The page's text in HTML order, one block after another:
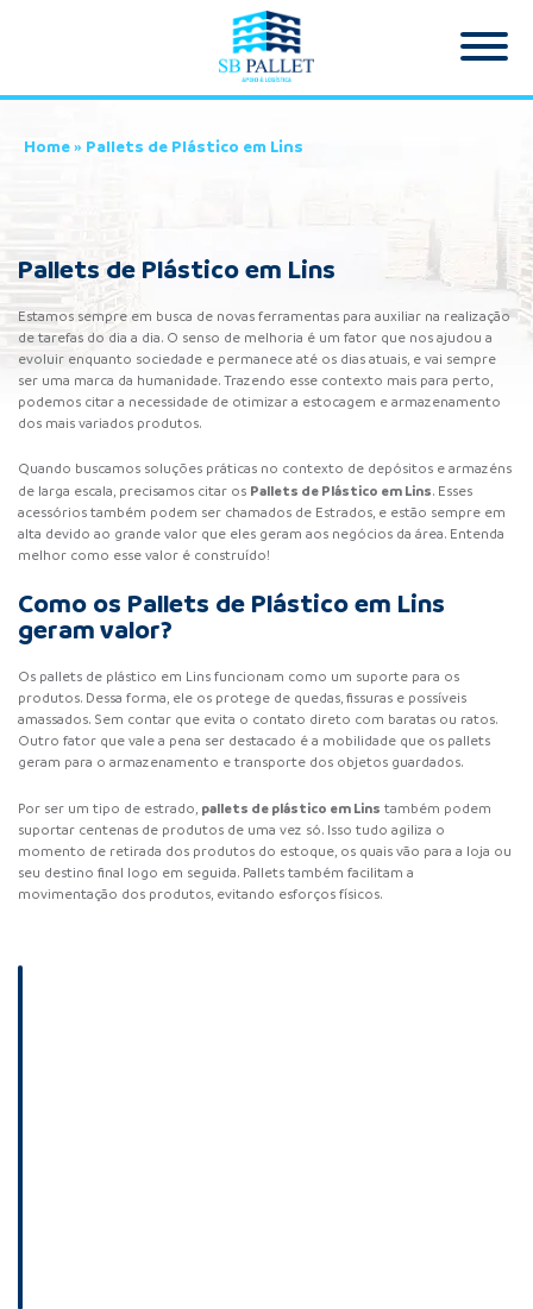
Home» Pallets de Plástico em Lins
Pallets de Plástico em Lins
Estamos sempre em busca de novas ferramentas para auxiliar na realização
de tarefas do dia a dia. O senso de melhoria é um fator que nos ajudou a
evoluir enquanto sociedade e permanece até os dias atuais, e vai sempre
ser uma marca da humanidade. Trazendo esse contexto mais para perto,
podemos citar a necessidade de otimizar a estocagem e armazenamento
dos mais variados produtos.
Quando buscamos soluções práticas no contexto de depósitos e armazéns
de larga escala, precisamos citar os Pallets de Plástico em Lins. Esses
acessórios também podem ser chamados de Estrados, e estão sempre em
alta devido ao grande valor que eles geram aos negócios da área. Entenda
melhor como esse valor é construído!
Como os Pallets de Plástico em Lins
geram valor?
Os pallets de plástico em Lins funcionam como um suporte para os
produtos. Dessa forma, ele os protege de quedas, fissuras e possíveis
amassados. Sem contar que evita o contato direto com baratas ou ratos.
Outro fator que vale a pena ser destacado é a mobilidade que os pallets
geram para o armazenamento e transporte dos objetos guardados.
Por ser um tipo de estrado, pallets de plástico em Lins também podem
suportar centenas de produtos de uma vez só. Isso tudo agiliza o
momento de retirada dos produtos do estoque, os quais vão para a loja ou
seu destino final logo em seguida. Pallets também facilitam a
movimentação dos produtos, evitando esforços físicos.